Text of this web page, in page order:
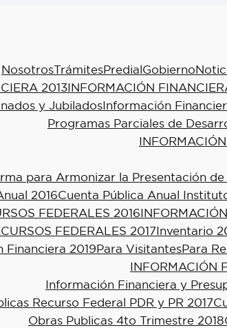
NosotrosTrámitesPredialGobierno
2013INFORMACIÓN
y JubiladosInformación
Programas Parciales de
para Armonizar la Presentación
2016Cuenta Pública Anual
FEDERALES 2016
FEDERALES 2017Inventario
Financiera 2019Para VisitantesPara
INFORMACIÓN
Información Financiera y
Recurso Federal PDR y PR 2017
Obras Publicas 4to Trimestre 2018